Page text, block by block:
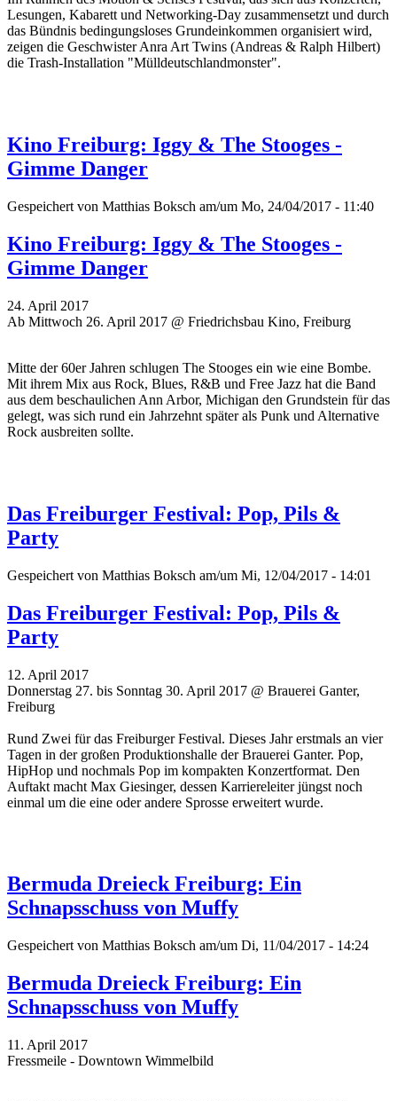
Lesungen, Kabarett und Networking-Day zusammensetzt und durch
das Bündnis bedingungsloses Grundeinkommen organisiert wird,
zeigen die Geschwister Anra Art Twins (Andreas & Ralph Hilbert)
die Trash-Installation "Mülldeutschlandmonster".
Kino Freiburg: Iggy & The Stooges -
Gimme Danger
Gespeichert von Matthias Boksch am/um Mo, 24/04/2017 - 11:40
Kino Freiburg: Iggy & The Stooges -
Gimme Danger
24. April 2017
Ab Mittwoch 26. April 2017 @ Friedrichsbau Kino, Freiburg
Mitte der 60er Jahren schlugen The Stooges ein wie eine Bombe.
Mit ihrem Mix aus Rock, Blues, R&B und Free Jazz hat die Band
aus dem beschaulichen Ann Arbor, Michigan den Grundstein für das
gelegt, was sich rund ein Jahrzehnt später als Punk und Alternative
Rock ausbreiten sollte.
Das Freiburger Festival: Pop, Pils &
Party
Gespeichert von Matthias Boksch am/um Mi, 12/04/2017 - 14:01
Das Freiburger Festival: Pop, Pils &
Party
12. April 2017
Donnerstag 27. bis Sonntag 30. April 2017 @ Brauerei Ganter,
Freiburg
Rund Zwei für das Freiburger Festival. Dieses Jahr erstmals an vier
Tagen in der großen Produktionshalle der Brauerei Ganter. Pop,
HipHop und nochmals Pop im kompakten Konzertformat. Den
Auftakt macht Max Giesinger, dessen Karriereleiter jüngst noch
einmal um die eine oder andere Sprosse erweitert wurde.
Bermuda Dreieck Freiburg: Ein
Schnapsschuss von Muffy
Gespeichert von Matthias Boksch am/um Di, 11/04/2017 - 14:24
Bermuda Dreieck Freiburg: Ein
Schnapsschuss von Muffy
11. April 2017
Fressmeile - Downtown Wimmelbild